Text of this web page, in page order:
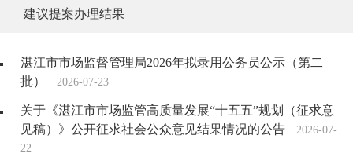
建议提案办理结果
湛江市市场监督管理局2026年拟录用公务员公示（第二
批）
2026-07-23
关于《湛江市市场监管高质量发展“十五五”规划（征求意
见稿）》公开征求社会公众意见结果情况的公告
2026-07-
22